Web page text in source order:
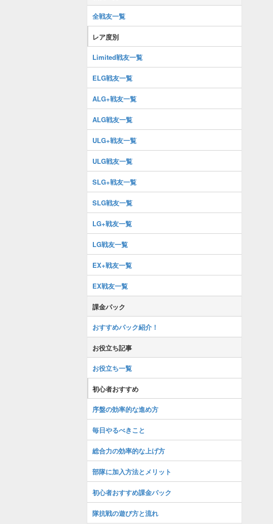
全戦友一覧
レア度別
Limited戦友一覧
ELG戦友一覧
ALG+戦友一覧
ALG戦友一覧
ULG+戦友一覧
ULG戦友一覧
SLG+戦友一覧
SLG戦友一覧
LG+戦友一覧
LG戦友一覧
EX+戦友一覧
EX戦友一覧
課金パック
おすすめパック紹介！
お役立ち記事
お役立ち一覧
初心者おすすめ
序盤の効率的な進め方
毎日やるべきこと
総合力の効率的な上げ方
部隊に加入方法とメリット
初心者おすすめ課金パック
隊抗戦の遊び方と流れ